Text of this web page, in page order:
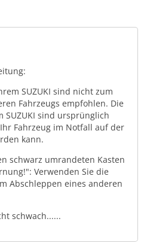
SUZUKI sind nicht zum
Fahrzeugs empfohlen. Die
SUZUKI sind ursprünglich
Fahrzeug im Notfall auf der
kann.
schwarz umrandeten Kasten
Verwenden Sie die
Abschleppen eines anderen
schwach......